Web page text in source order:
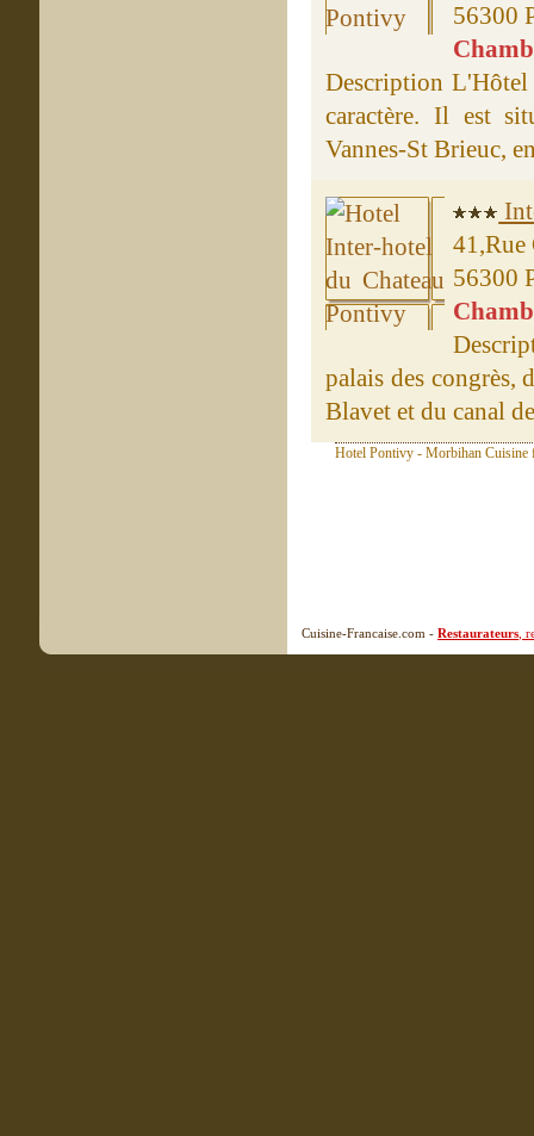
56300
Description
caractère. Il est
Vannes-St Brieuc,
41,Rue
56300
palais des congrès,
Blavet et du canal
Hotel Pontivy - Morbihan Cuisine
Cuisine-Francaise.com - Restaurateurs ,